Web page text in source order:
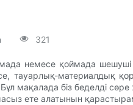
321
немесе қоймада
тауарлық-
мақалада біз беделді
ете алатынын